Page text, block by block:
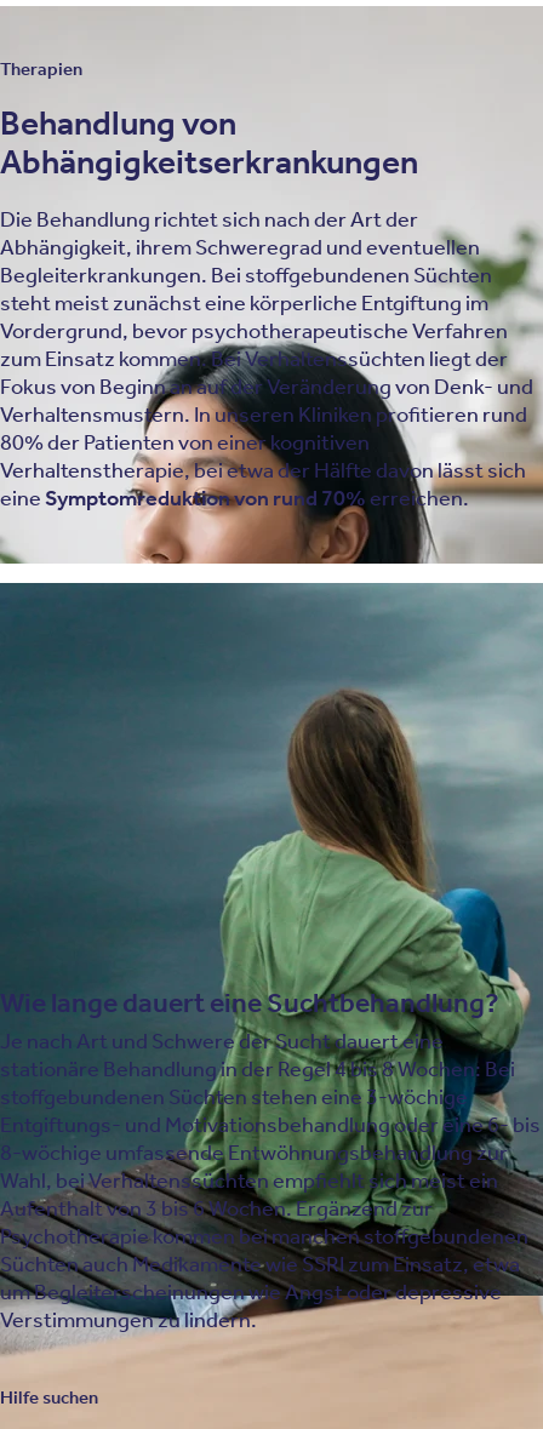
Therapien
Behandlung von
Abhängigkeitserkrankungen
Die Behandlung richtet sich nach der Art der
Abhängigkeit, ihrem Schweregrad und eventuellen
Begleiterkrankungen. Bei stoffgebundenen Süchten
steht meist zunächst eine körperliche Entgiftung im
Vordergrund, bevor psychotherapeutische Verfahren
zum Einsatz kommen. Bei Verhaltenssüchten liegt der
Fokus von Beginn an auf der Veränderung von Denk- und
Verhaltensmustern. In unseren Kliniken profitieren rund
80% der Patienten von einer kognitiven
Verhaltenstherapie, bei etwa der Hälfte davon lässt sich
eineSymptomreduktion von rund 70% erreichen.
Zur Behandlung von Abhängigkeitserkrankungen setzen
wir unter anderem diese Therapieverfahren und
Achtsamkeitsbasierte Psychotherapieverfahren
Biologische Therapieverfahren
Akzeptanz- und Commitment-Therapie
Wie lange dauert eine Suchtbehandlung?
Je nach Art und Schwere der Sucht dauert eine
stationäre Behandlung in der Regel 4 bis 8 Wochen: Bei
stoffgebundenen Süchten stehen eine 3-wöchige
Entgiftungs- und Motivationsbehandlung oder eine 6- bis
8-wöchige umfassende Entwöhnungsbehandlung zur
Wahl, bei Verhaltenssüchten empfiehlt sich meist ein
Aufenthalt von 3 bis 6 Wochen. Ergänzend zur
Psychotherapie kommen bei manchen stoffgebundenen
Süchten auch Medikamente wie SSRI zum Einsatz, etwa
um Begleiterscheinungen wie Angst oder depressive
Verstimmungen zu lindern.
Hilfe suchen